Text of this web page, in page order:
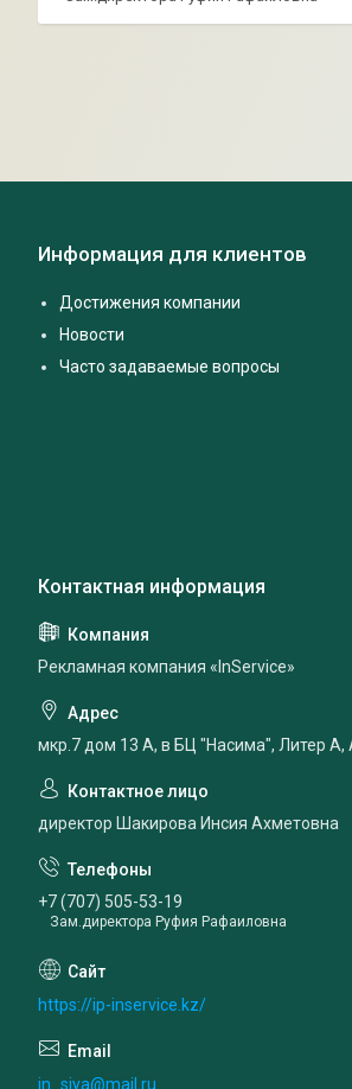
Информация для клиентов
Достижения компании
Новости
Часто задаваемые вопросы
Рекламная компания «InService»
мкр.7 дом 13 А, в БЦ "Насима", Литер А,
директор Шакирова Инсия Ахметовна
+7 (707) 505-53-19
Зам.директора Руфия Рафаиловна
https://ip-inservice.kz/
in_siya@mail.ru